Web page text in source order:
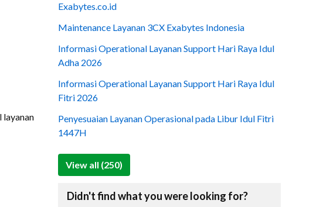
layanan
Exabytes.co.id
Maintenance Layanan 3CX Exabytes Indonesia
Informasi Operational Layanan Support Hari Raya Idul
Adha 2026
Informasi Operational Layanan Support Hari Raya Idul
Fitri 2026
Penyesuaian Layanan Operasional pada Libur Idul Fitri
1447H
View all (250)
Didn't find what you were looking for?